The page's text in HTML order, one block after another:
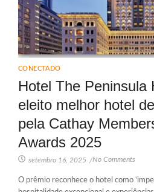
CONECTADO
Hotel The Peninsula
eleito melhor hotel
pela Cathay
Awards 2025
setembro 16, 2025 /No Comments
O prêmio reconhece o hotel como